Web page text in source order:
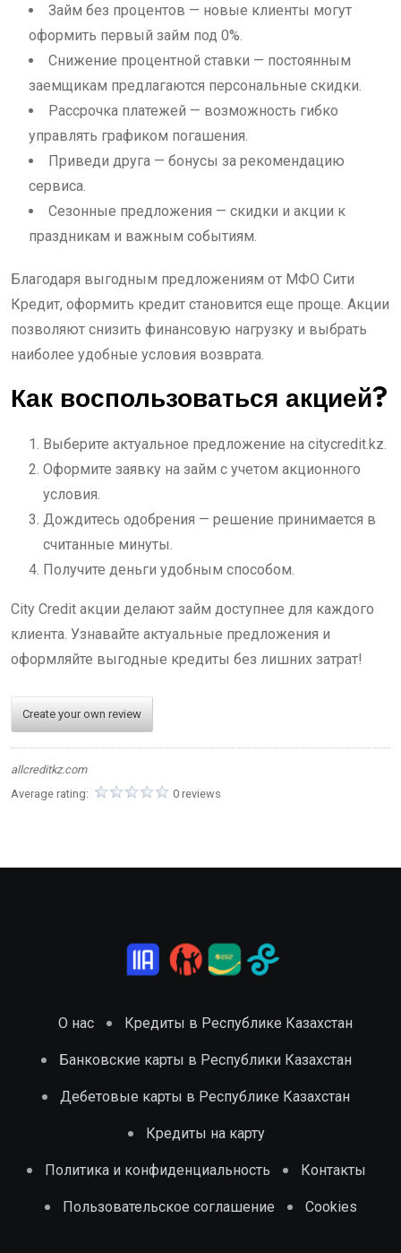
Займ без процентов — новые клиенты могут
оформить первый займ под 0%.
Снижение процентной ставки — постоянным
заемщикам предлагаются персональные скидки.
Рассрочка платежей — возможность гибко
управлять графиком погашения.
Приведи друга — бонусы за рекомендацию
сервиса.
Сезонные предложения — скидки и акции к
праздникам и важным событиям.
Благодаря выгодным предложениям от МФО Сити
Кредит, оформить кредит становится еще проще. Акции
позволяют снизить финансовую нагрузку и выбрать
наиболее удобные условия возврата.
Как воспользоваться акцией?
Выберите актуальное предложение на citycredit.kz.
Оформите заявку на займ с учетом акционного
условия.
Дождитесь одобрения — решение принимается в
считанные минуты.
Получите деньги удобным способом.
City Credit акции делают займ доступнее для каждого
клиента. Узнавайте актуальные предложения и
оформляйте выгодные кредиты без лишних затрат!
Create your own review
allcreditkz.com
Average rating:
0 reviews
О нас Кредиты в Республике Казахстан
Банковские карты в Республики Казахстан
Дебетовые карты в Республике Казахстан
Кредиты на карту
Политика и конфиденциальность Контакты
Пользовательское соглашение Cookies